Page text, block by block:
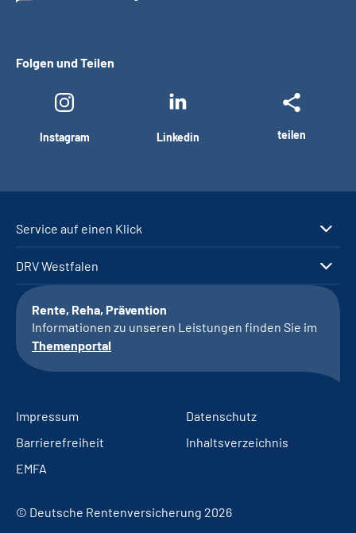
Folgen und Teilen
Instagram Linkedin teilen
Service auf einen Klick
DRV Westfalen
Rente, Reha, Prävention
Informationen zu unseren Leistungen finden Sie im
Themenportal
Impressum
Datenschutz
Barrierefreiheit
Inhaltsverzeichnis
EMFA
© Deutsche Rentenversicherung 2026